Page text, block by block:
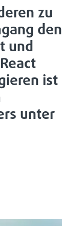
zu
den
und
ist
unter